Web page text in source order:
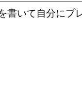
書いて自分にプ